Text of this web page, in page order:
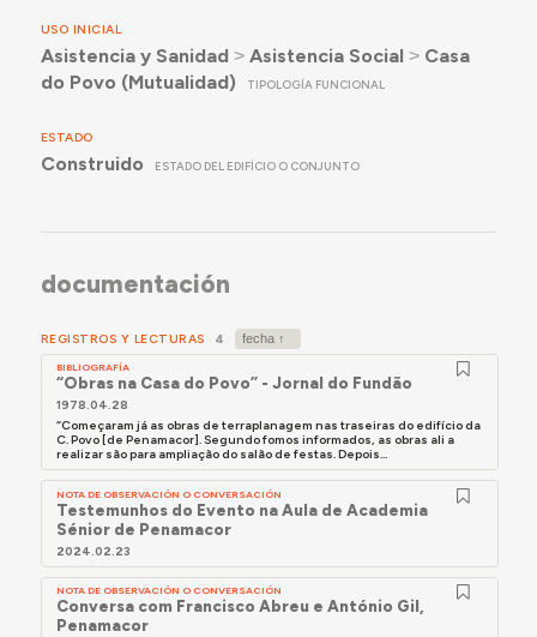
USO INICIAL
Asistencia y Sanidad ˃ Asistencia Social ˃ Casa
do Povo (Mutualidad)
TIPOLOGÍA FUNCIONAL
ESTADO
Construido ESTADO DEL EDIFÍCIO O CONJUNTO
documentación
REGISTROS Y LECTURAS 4
BIBLIOGRAFÍA
“Obras na Casa do Povo” - Jornal do Fundão
1978.04.28
“Começaram já as obras de terraplanagem nas traseiras do edifício da
C. Povo [de Penamacor]. Segundo fomos informados, as obras ali a
realizar são para ampliação do salão de festas. Depois...
NOTA DE OBSERVACIÓN O CONVERSACIÓN
Testemunhos do Evento na Aula de Academia
Sénior de Penamacor
2024.02.23
NOTA DE OBSERVACIÓN O CONVERSACIÓN
Conversa com Francisco Abreu e António Gil,
Penamacor